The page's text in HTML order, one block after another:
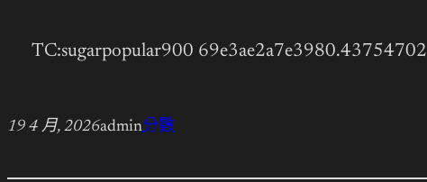
TC:sugarpopular900 69e3ae2a7e3980.43754702
19 4 月, 2026admin分數